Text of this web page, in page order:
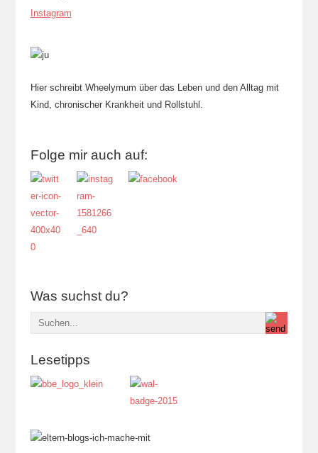
Instagram
Hier schreibt Wheelymum über das Leben und den Alltag mit
Kind, chronischer Krankheit und Rollstuhl.
Folge mir auch auf:
Was suchst du?
Lesetipps